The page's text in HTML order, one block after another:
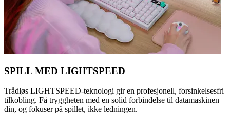
SPILL MED LIGHTSPEED
Trådløs LIGHTSPEED-teknologi gir en profesjonell, forsinkelsesfri
tilkobling. Få tryggheten med en solid forbindelse til datamaskinen
din, og fokuser på spillet, ikke ledningen.